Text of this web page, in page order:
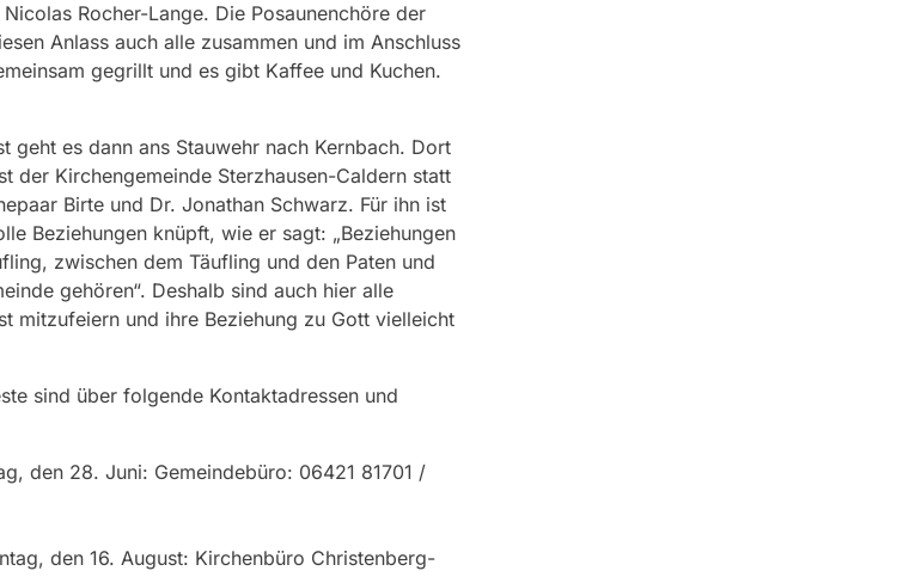
Rocher-Lange. Die Posaunenchöre der
Anlass auch alle zusammen und im Anschluss
gegrillt und es gibt Kaffee und Kuchen.
geht es dann ans Stauwehr nach Kernbach. Dort
der Kirchengemeinde Sterzhausen-Caldern statt
Birte und Dr. Jonathan Schwarz. Für ihn ist
Beziehungen knüpft, wie er sagt: „Beziehungen
zwischen dem Täufling und den Paten und
gehören“. Deshalb sind auch hier alle
mitzufeiern und ihre Beziehung zu Gott vielleicht
sind über folgende Kontaktadressen und
den 28. Juni: Gemeindebüro: 06421 81701 /
den 16. August: Kirchenbüro Christenberg-